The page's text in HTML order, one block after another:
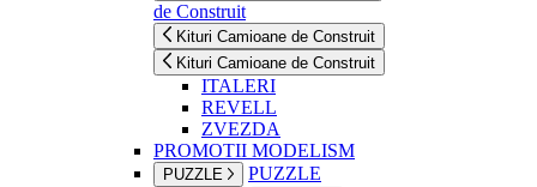
de Construit
Kituri Camioane de Construit
Kituri Camioane de Construit
ITALERI
REVELL
ZVEZDA
PROMOTII MODELISM
PUZZLE PUZZLE